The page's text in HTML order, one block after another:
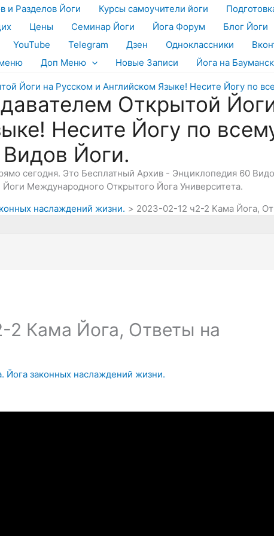
и Разделов Йоги Курсы самоучители йоги
Цены Семинар Йоги Йога Форум Блог Йоги
YouTube Telegram Дзен Одноклассники
Доп Меню Новые Записи Йога на
Открытой
Несите Йогу по
Йоги.
сегодня. Это Бесплатный Архив - Энциклопедия 60
Международного Открытого Йога Университета.
наслаждений жизни. 2023-02-12 ч2-2 Кама Йога,
2 Кама Йога, Ответы на
Йога законных наслаждений жизни.